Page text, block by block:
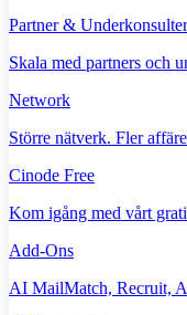
Partner & Underkonsulter
Skala med partners och
Network
Större nätverk. Fler
Cinode Free
Kom igång med vårt
Add-Ons
AI MailMatch, Recruit,